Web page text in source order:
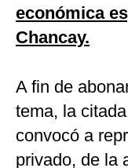
económica
Chancay.
A fin de
tema, la
convocó a
privado, de la